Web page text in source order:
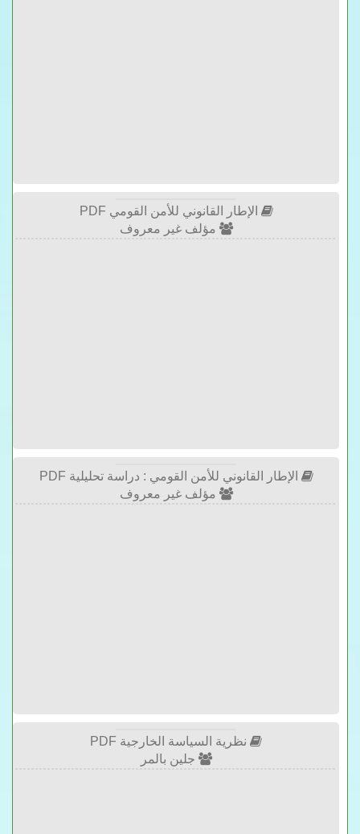
الإطار القانوني للأمن القومي PDF
مؤلف غير معروف
الإطار القانوني للأمن القومي : دراسة تحليلية PDF
مؤلف غير معروف
نظرية السياسة الخارجية PDF
جلين بالمر